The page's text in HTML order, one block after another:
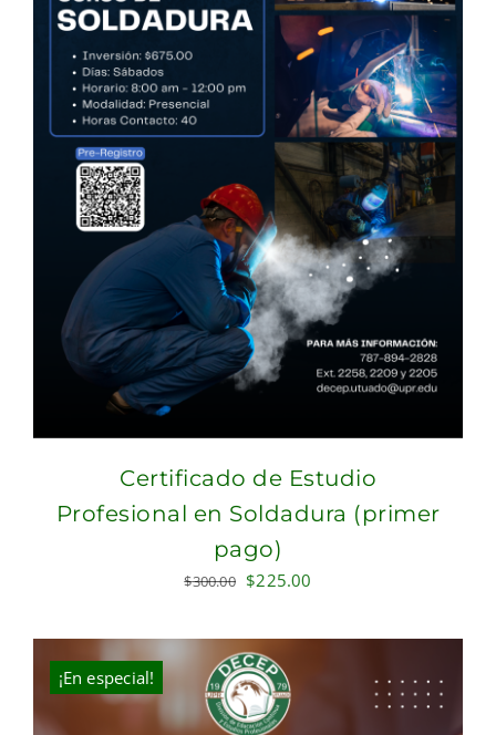
Certificado de Estudio
Profesional en Soldadura (primer
pago)
$300.00 Original
was:
$300.00.
$225.00
is:
¡En especial!